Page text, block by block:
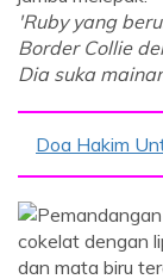
'Ruby yang
Border Collie
Dia suka
Doa Hakim